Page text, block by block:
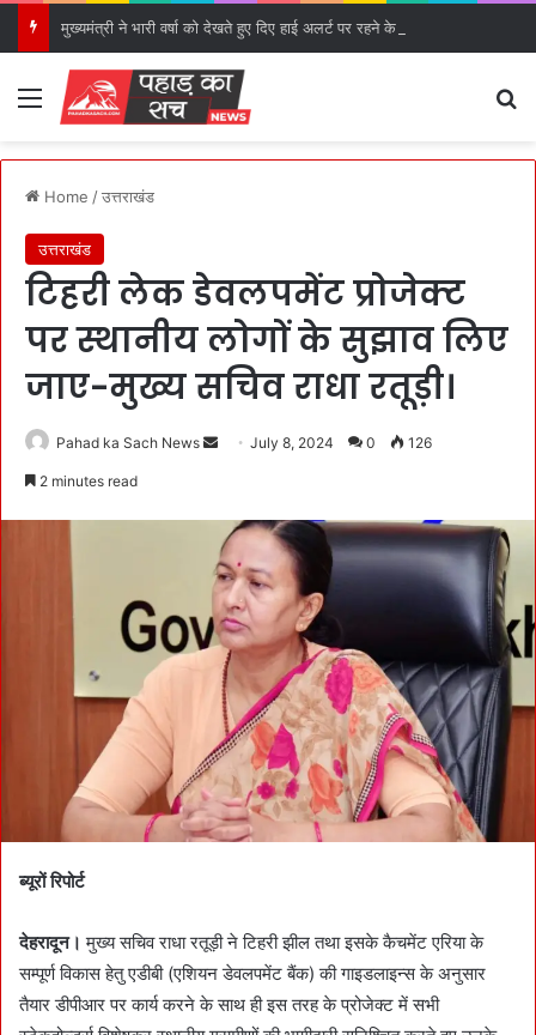
मुख्यमंत्री ने भारी वर्षा को देखते हुए दिए हाई अलर्ट पर रहने के निर्देश।
Menu
Home /उत्तराखंड
उत्तराखंड
टिहरी लेक डेवलपमेंट प्रोजेक्ट
पर स्थानीय लोगों के सुझाव लिए
जाए-मुख्य सचिव राधा रतूड़ी।
Pahad ka Sach News
a
n
e
m
a
July 8, 2024 0 126
2 minutes read
ब्यूरों रिपोर्ट
देहरादून। मुख्य सचिव राधा रतूड़ी ने टिहरी झील तथा इसके कैचमेंट एरिया के
सम्पूर्ण विकास हेतु एडीबी (एशियन डेवलपमेंट बैंक) की गाइडलाइन्स के अनुसार
तैयार डीपीआर पर कार्य करने के साथ ही इस तरह के प्रोजेक्ट में सभी